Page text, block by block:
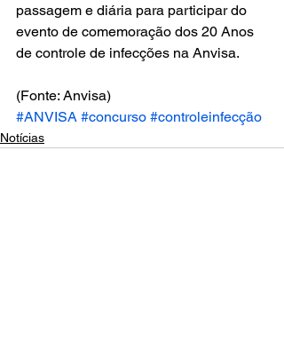
passagem e diária para participar do
evento de comemoração dos 20 Anos
de controle de infecções na Anvisa.
(Fonte: Anvisa)
#ANVISA #concurso #controleinfecção
Notícias